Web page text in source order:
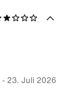
- 23. Juli 2026